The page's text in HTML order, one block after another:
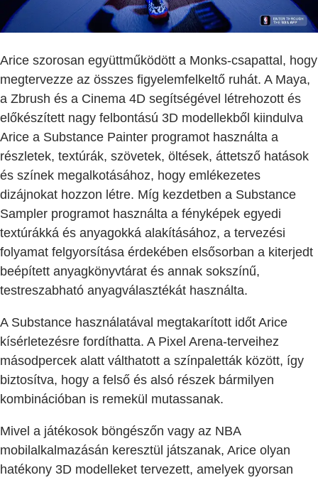
Arice szorosan együttműködött a Monks-csapattal, hogy
megtervezze az összes figyelemfelkeltő ruhát. A Maya,
a Zbrush és a Cinema 4D segítségével létrehozott és
előkészített nagy felbontású 3D modellekből kiindulva
Arice a Substance Painter programot használta a
részletek, textúrák, szövetek, öltések, áttetsző hatások
és színek megalkotásához, hogy emlékezetes
dizájnokat hozzon létre. Míg kezdetben a Substance
Sampler programot használta a fényképek egyedi
textúrákká és anyagokká alakításához, a tervezési
folyamat felgyorsítása érdekében elsősorban a kiterjedt
beépített anyagkönyvtárat és annak sokszínű,
testreszabható anyagválasztékát használta.
A Substance használatával megtakarított időt Arice
kísérletezésre fordíthatta. A Pixel Arena-terveihez
másodpercek alatt válthatott a színpaletták között, így
biztosítva, hogy a felső és alsó részek bármilyen
kombinációban is remekül mutassanak.
Mivel a játékosok böngészőn vagy az NBA
mobilalkalmazásán keresztül játszanak, Arice olyan
hatékony 3D modelleket tervezett, amelyek gyorsan